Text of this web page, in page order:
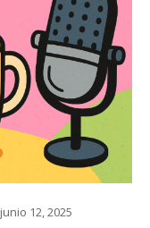
junio 12, 2025